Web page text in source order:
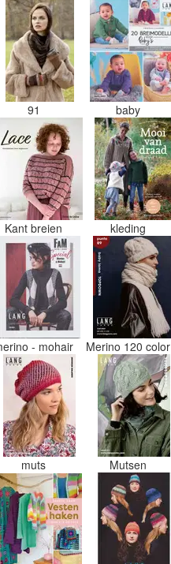
91 baby
Kant breien kleding
- mohair Merino 120 color
muts Mutsen